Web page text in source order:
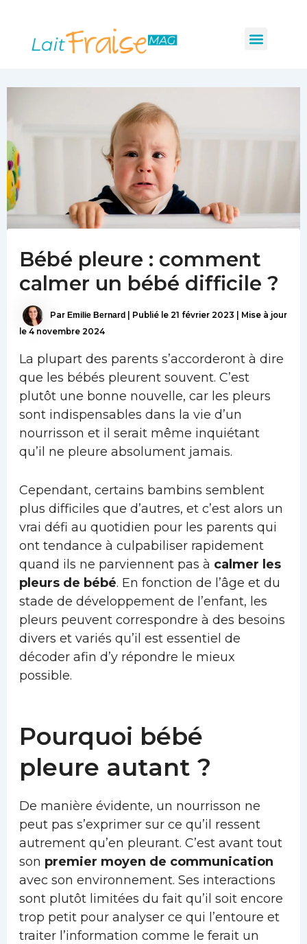
contenu
Menu
Bébé pleure : comment
calmer un bébé difficile ?
Par Emilie Bernard Publié le 21 février 2023
Mise à jour
le 4 novembre 2024
La plupart des parents s’accorderont à dire
que les bébés pleurent souvent. C’est
plutôt une bonne nouvelle, car les pleurs
sont indispensables dans la vie d’un
nourrisson et il serait même inquiétant
qu’il ne pleure absolument jamais.
Cependant, certains bambins semblent
plus difficiles que d’autres, et c’est alors un
vrai défi au quotidien pour les parents qui
ont tendance à culpabiliser rapidement
quand ils ne parviennent pas à calmer les
pleurs de bébé. En fonction de l’âge et du
stade de développement de l’enfant, les
pleurs peuvent correspondre à des besoins
divers et variés qu’il est essentiel de
décoder afin d’y répondre le mieux
possible.
Pourquoi bébé
pleure autant ?
De manière évidente, un nourrisson ne
peut pas s’exprimer sur ce qu’il ressent
autrement qu’en pleurant. C’est avant tout
son premier moyen de communication
avec son environnement. Ses interactions
sont plutôt limitées du fait qu’il soit encore
trop petit pour analyser ce qui l’entoure et
traiter l’information comme le ferait un
articles